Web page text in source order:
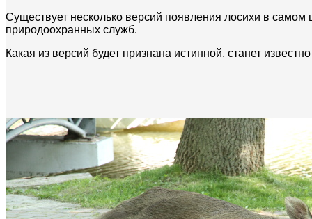
Существует несколько версий появления лосихи в
природоохранных служб.
Какая из версий будет признана истинной, станет